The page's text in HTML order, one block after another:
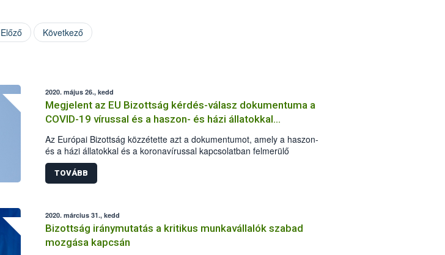
Előző Következő
2020. május 26., kedd
Megjelent az EU Bizottság kérdés-válasz dokumentuma a
COVID-19 vírussal és a haszon- és házi állatokkal
Az Európai Bizottság közzétette azt a dokumentumot, amely a haszon-
és a házi állatokkal és a koronavírussal kapcsolatban felmerülő
kérdéseket és az azokra adandó válaszokat tartalmazza.
TOVÁBB
2020. március 31., kedd
Bizottság iránymutatás a kritikus munkavállalók szabad
mozgása kapcsán